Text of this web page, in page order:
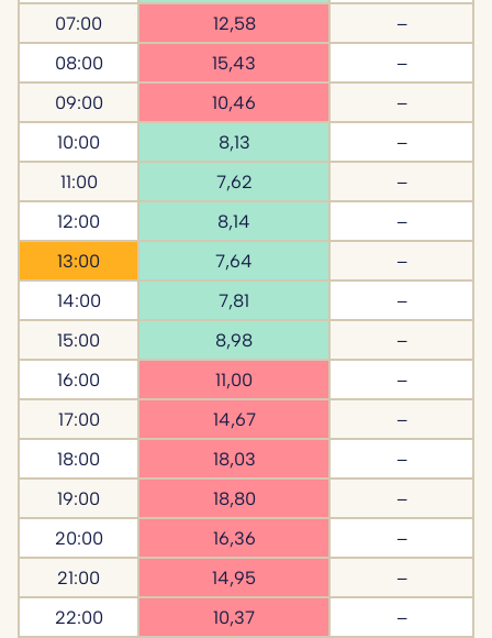
07:00
12,58
–
08:00
15,43
–
09:00
10,46
–
10:00
8,13
–
11:00
7,62
–
12:00
8,14
–
13:00
7,64
–
14:00
7,81
–
15:00
8,98
–
16:00
11,00
–
17:00
14,67
–
18:00
18,03
–
19:00
18,80
–
20:00
16,36
–
21:00
14,95
–
22:00
10,37
–